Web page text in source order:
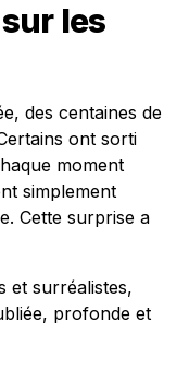
les
des centaines de
ont sorti
moment
simplement
Cette surprise a
et surréalistes,
profonde et